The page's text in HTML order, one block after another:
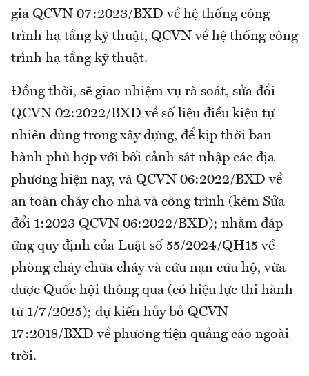
gia QCVN 07:2023/BXD về hệ thống công
trình hạ tầng kỹ thuật, QCVN về hệ thống công
trình hạ tầng kỹ thuật.
Đồng thời, sẽ giao nhiệm vụ rà soát, sửa đổi
QCVN 02:2022/BXD về số liệu điều kiện tự
nhiên dùng trong xây dựng, để kịp thời ban
hành phù hợp với bối cảnh sát nhập các địa
phương hiện nay, và QCVN 06:2022/BXD về
an toàn cháy cho nhà và công trình (kèm Sửa
đổi 1:2023 QCVN 06:2022/BXD); nhằm đáp
ứng quy định của Luật số 55/2024/QH15 về
phòng cháy chữa cháy và cứu nạn cứu hộ, vừa
được Quốc hội thông qua (có hiệu lực thi hành
từ 1/7/2025); dự kiến hủy bỏ QCVN
17:2018/BXD về phương tiện quảng cáo ngoài
trời.